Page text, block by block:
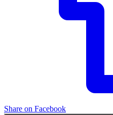
Share on Facebook